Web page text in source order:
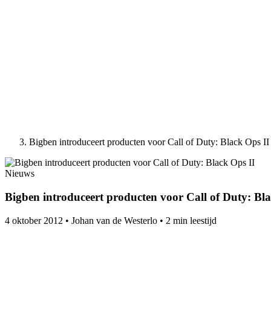
Bigben introduceert producten voor Call of Duty: Black Ops II
Nieuws
Bigben introduceert producten voor Call of Duty:
4 oktober 2012 • Johan van de Westerlo • 2 min leestijd